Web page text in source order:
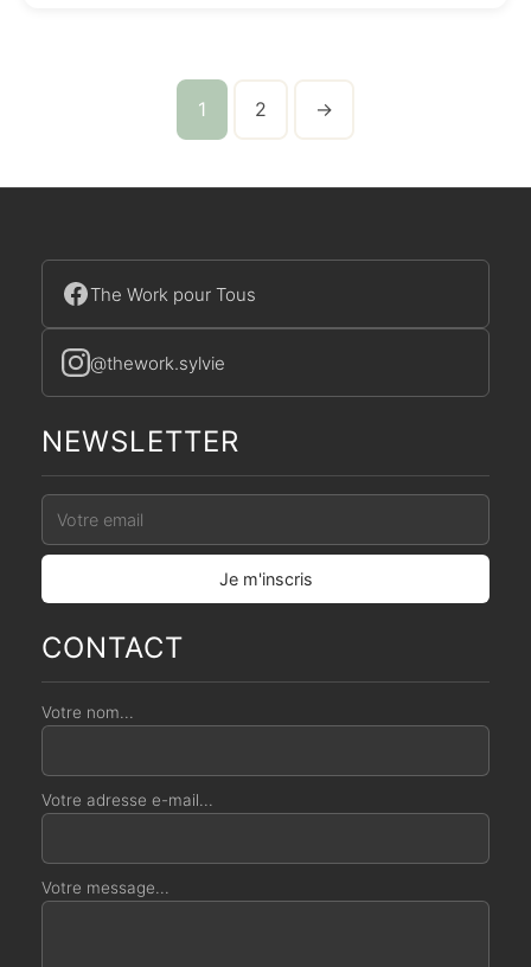
1 2 →
The Work pour Tous
@thework.sylvie
NEWSLETTER
CONTACT
Votre nom...
Votre adresse e-mail...
Votre message...